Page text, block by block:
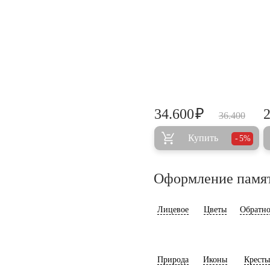
36.400
34.600₽
Купить 5%
Оформление
Лицевое Цветы
Природа Иконы Кресты